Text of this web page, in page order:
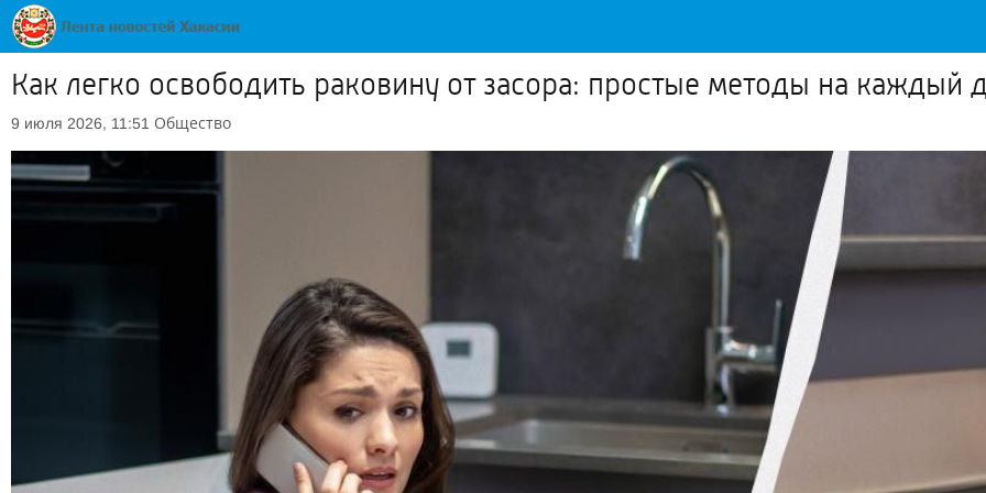
Как легко освободить раковину от засора: простые методы на каждый
9 июля 2026, 11:51 Общество